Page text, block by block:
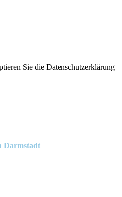
Sie die Datenschutzerklärung
Darmstadt